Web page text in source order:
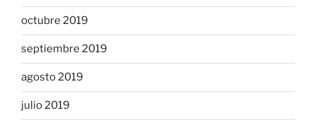
octubre 2019
septiembre 2019
agosto 2019
julio 2019